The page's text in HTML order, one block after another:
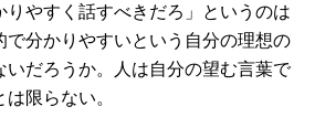
りやすく話すべきだろ」というのは
で分かりやすいという自分の理想の
いだろうか。人は自分の望む言葉で
限らない。